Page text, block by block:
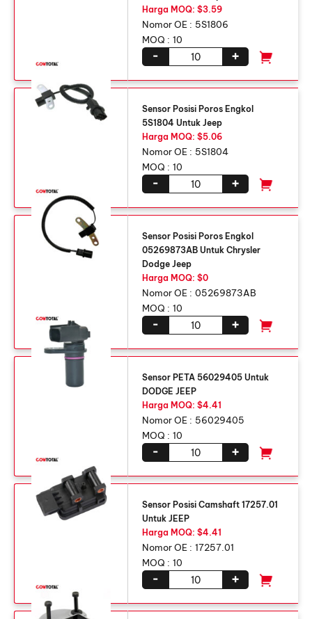
Harga MOQ: $3.59
Nomor OE : 5S1806
MOQ : 10
+
-
Sensor Posisi Poros Engkol
5S1804 Untuk Jeep
Harga MOQ: $5.06
Nomor OE : 5S1804
MOQ : 10
+
-
Sensor Posisi Poros Engkol
05269873AB Untuk Chrysler
Dodge Jeep
Harga MOQ: $0
Nomor OE : 05269873AB
MOQ : 10
+
-
Sensor PETA 56029405 Untuk
DODGE JEEP
Harga MOQ: $4.41
Nomor OE : 56029405
MOQ : 10
+
-
Sensor Posisi Camshaft 17257.01
Untuk JEEP
Harga MOQ: $4.41
Nomor OE : 17257.01
MOQ : 10
+
-